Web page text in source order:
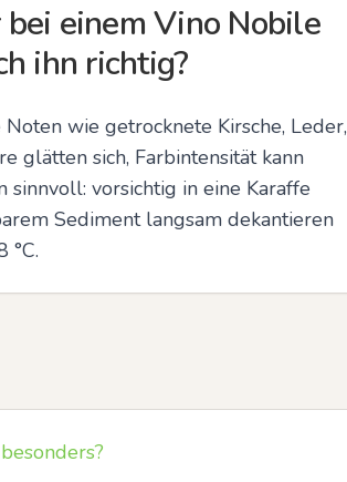
einem Vino Nobile
ihn richtig?
wie getrocknete Kirsche, Leder,
glätten sich, Farbintensität kann
vorsichtig in eine Karaffe
Sediment langsam dekantieren
°C.